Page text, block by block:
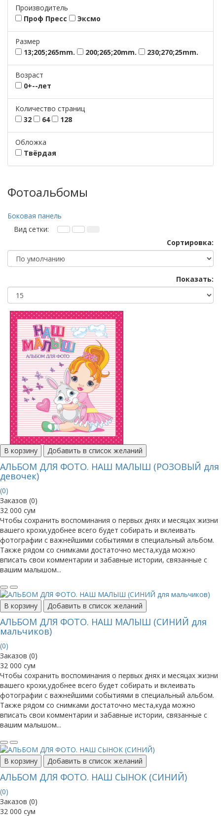
Производитель
Проф Пресс
Эксмо
Размер
13;205;265mm.
200;265;20mm. 230;270;25mm.
Возраст
0+--лет
Количество страниц
32
64 128
Обложка
Твёрдая
Фотоальбомы
Боковая панель
Вид сетки:
Сортировка:
Показать:
В корзину Добавить в список желаний
АЛЬБОМ ДЛЯ ФОТО. НАШ МАЛЫШ (РОЗОВЫЙ для
девочек)
(0)
Заказов (0)
32 000 сум
Чтобы сохранить воспоминания о первых днях и месяцах жизни
вашего крохи,удобнее всего будет собирать и вклеивать
фотографии с важнейшими событиями в специальный альбом.
Также рядом со снимками достаточно места,куда можно
вписать свои комментарии и забавные истории, связанные с
вашим малышом...
В корзину Добавить в список желаний
АЛЬБОМ ДЛЯ ФОТО. НАШ МАЛЫШ (СИНИЙ для
мальчиков)
(0)
Заказов (0)
32 000 сум
Чтобы сохранить воспоминания о первых днях и месяцах жизни
вашего крохи,удобнее всего будет собирать и вклеивать
фотографии с важнейшими событиями в специальный альбом.
Также рядом со снимками достаточно места,куда можно
вписать свои комментарии и забавные истории, связанные с
вашим малышом...
В корзину Добавить в список желаний
АЛЬБОМ ДЛЯ ФОТО. НАШ СЫНОК (СИНИЙ)
(0)
Заказов (0)
32 000 сум